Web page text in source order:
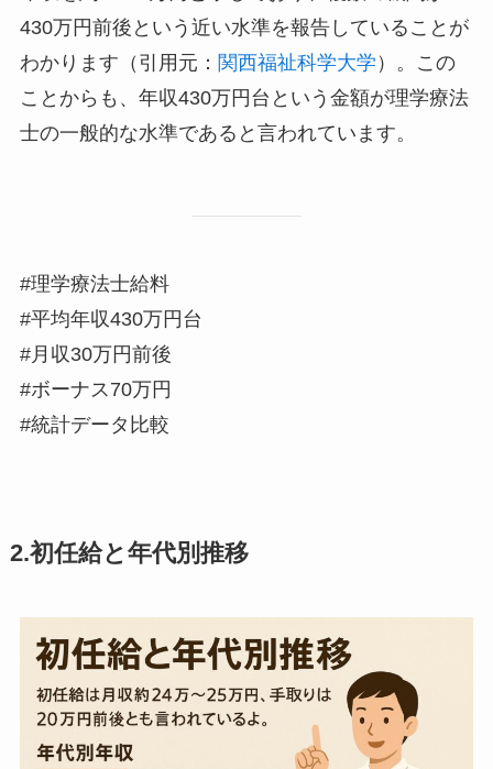
430万円前後という近い水準を報告していることが
わかります（引用元： 関西福祉科学大学 ）。この
ことからも、年収430万円台という金額が理学療法
士の一般的な水準であると言われています。
#理学療法士給料
#平均年収430万円台
#月収30万円前後
#ボーナス70万円
#統計データ比較
2.初任給と年代別推移